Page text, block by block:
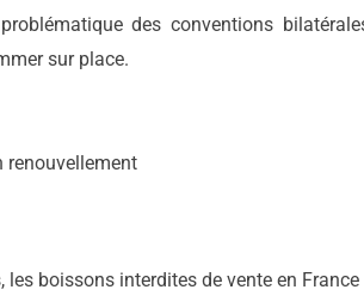
des conventions
sur place.
renouvellement
boissons interdites de vente en France